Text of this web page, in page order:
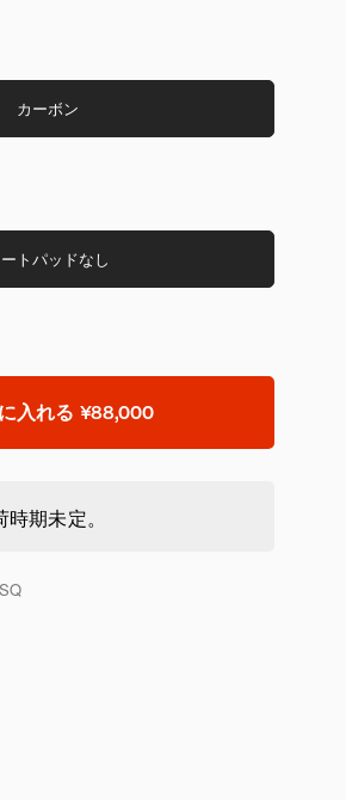
カーボン
トパッドなし
入れる ¥88,000
期未定。